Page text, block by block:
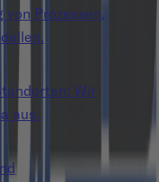
Prozessen,
Wir
aus.